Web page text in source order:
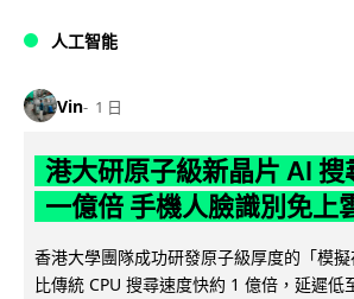
人工智能
Vin 1 日
港大研原子級新晶片 AI 搜
一億倍 手機人臉識別免上
香港大學團隊成功研發原子級厚度的「模擬
比傳統 CPU 搜尋速度快約 1 億倍，延遲低